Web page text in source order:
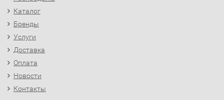
Каталог
Бренды
Услуги
Доставка
Оплата
Новости
Контакты